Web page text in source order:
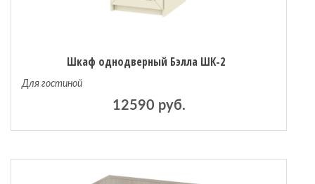
Шкаф однодверный Бэлла ШК-2
Для гостиной
12590 руб.